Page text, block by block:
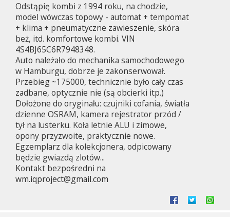
t
Odstąpię kombi z 1994 roku, na chodzie,
model wówczas topowy - automat + tempomat
+ klima + pneumatyczne zawieszenie, skóra
beż, itd. komfortowe kombi. VIN
4S4BJ65C6R7948348.
Auto należało do mechanika samochodowego
w Hamburgu, dobrze je zakonserwował.
Przebieg ~175000, technicznie było cały czas
zadbane, optycznie nie (są obcierki itp.)
Dołożone do oryginału: czujniki cofania, światła
dzienne OSRAM, kamera rejestrator przód /
tył na lusterku. Koła letnie ALU i zimowe,
opony przyzwoite, praktycznie nowe.
Egzemplarz dla kolekcjonera, odpicowany
będzie gwiazdą zlotów...
Kontakt bezpośredni na
wm.iqproject@gmail.com